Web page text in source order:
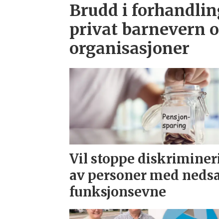
Brudd i
privat barnevern
organisasjoner
Vil stoppe
av personer med
funksjonsevne